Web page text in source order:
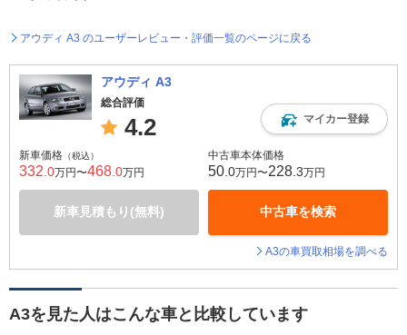
アウディ A3 のユーザーレビュー・評価一覧のページに戻る
アウディ A3
総合評価
4.2 マイカー登録
新車価格 （税込）
332 .0万円〜468 .0万円
新車見積もり(無料)
中古車本体価格
50 .0万円〜228 .3万円
中古車を検索
A3の車買取相場を調べる
A3を見た人はこんな車と比較しています